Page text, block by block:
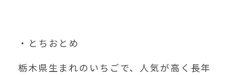
・とちおとめ
栃木県生まれのいちごで、人気が高く長年